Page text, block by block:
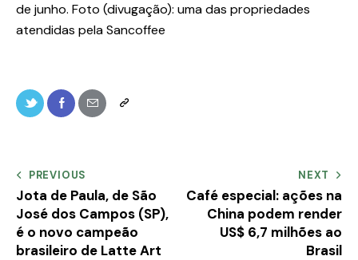
de junho. Foto (divugação): uma das propriedades
atendidas pela Sancoffee
PREVIOUS
Jota de Paula, de São
José dos Campos (SP),
é o novo campeão
brasileiro de Latte Art
NEXT
Café especial: ações na
China podem render
US$ 6,7 milhões ao
Brasil